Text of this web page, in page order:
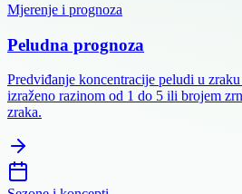
Mjerenje i prognoza
Peludna prognoza
Predviđanje koncentracije peludi u
izraženo razinom od 1 do 5 ili brojem
zraka.